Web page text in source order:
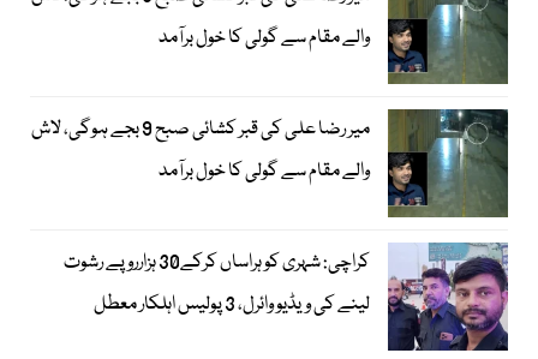
والے مقام سے گولی کا خول برآمد
میر رضا علی کی قبر کشائی صبح 9 بجے ہوگی، لاش
والے مقام سے گولی کا خول برآمد
کراچی: شہری کو ہراساں کرکے30 ہزارروپے رشوت
لینے کی ویڈیو وائرل، 3 پولیس اہلکار معطل